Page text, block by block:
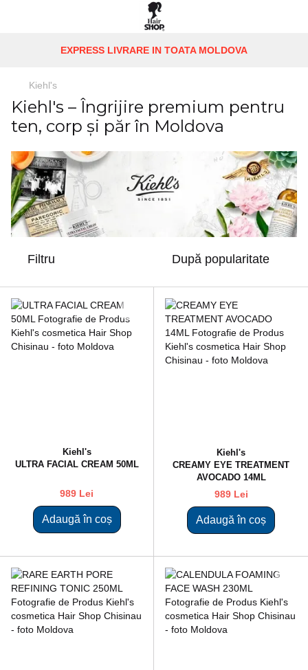
EXPRESS LIVRARE IN TOATA MOLDOVA
Kiehl's
Kiehl's – Îngrijire premium pentru
ten, corp și păr în Moldova
Filtru După popularitate
Kiehl's
ULTRA FACIAL CREAM 50ML
989 Lei
Adaugă în coș
Kiehl's
CREAMY EYE TREATMENT
AVOCADO 14ML
989 Lei
Adaugă în coș